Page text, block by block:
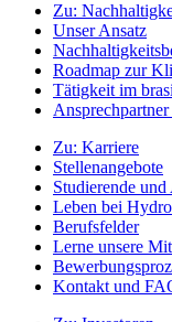
Zu:
Unser Ansatz
Roadmap zur
Tätigkeit im
Zu: Karriere
Stellenangebote
Studierende
Leben bei Hydro
Berufsfelder
Lerne unsere
Kontakt und